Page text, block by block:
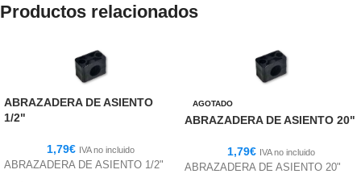
Productos relacionados
ABRAZADERA DE ASIENTO
1/2"
1,79€ IVA no incluido
ABRAZADERA DE ASIENTO 1/2"
AGOTADO
ABRAZADERA DE ASIENTO 20"
1,79€ IVA no incluido
ABRAZADERA DE ASIENTO 20"